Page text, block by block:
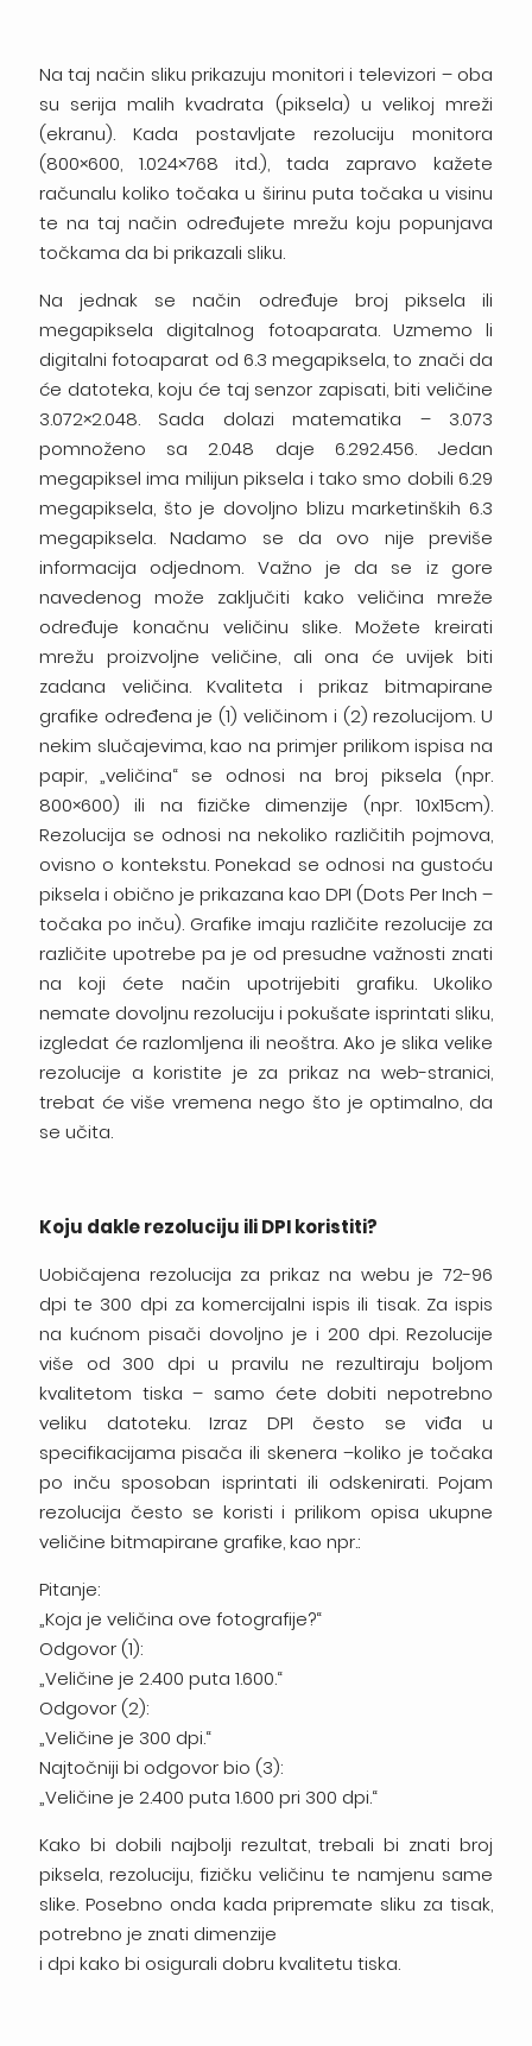
Na taj način sliku prikazuju monitori i televizori – oba
su serija malih kvadrata (piksela) u velikoj mreži
(ekranu). Kada postavljate rezoluciju monitora
(800×600, 1.024×768 itd.), tada zapravo kažete
računalu koliko točaka u širinu puta točaka u visinu
te na taj način određujete mrežu koju popunjava
točkama da bi prikazali sliku.
Na jednak se način određuje broj piksela ili
megapiksela digitalnog fotoaparata. Uzmemo li
digitalni fotoaparat od 6.3 megapiksela, to znači da
će datoteka, koju će taj senzor zapisati, biti veličine
3.072×2.048. Sada dolazi matematika – 3.073
pomnoženo sa 2.048 daje 6.292.456. Jedan
megapiksel ima milijun piksela i tako smo dobili 6.29
megapiksela, što je dovoljno blizu marketinških 6.3
megapiksela. Nadamo se da ovo nije previše
informacija odjednom. Važno je da se iz gore
navedenog može zaključiti kako veličina mreže
određuje konačnu veličinu slike. Možete kreirati
mrežu proizvoljne veličine, ali ona će uvijek biti
zadana veličina. Kvaliteta i prikaz bitmapirane
grafike određena je (1) veličinom i (2) rezolucijom. U
nekim slučajevima, kao na primjer prilikom ispisa na
papir, „veličina“ se odnosi na broj piksela (npr.
800×600) ili na fizičke dimenzije (npr. 10x15cm).
Rezolucija se odnosi na nekoliko različitih pojmova,
ovisno o kontekstu. Ponekad se odnosi na gustoću
piksela i obično je prikazana kao DPI (Dots Per Inch –
točaka po inču). Grafike imaju različite rezolucije za
različite upotrebe pa je od presudne važnosti znati
na koji ćete način upotrijebiti grafiku. Ukoliko
nemate dovoljnu rezoluciju i pokušate isprintati sliku,
izgledat će razlomljena ili neoštra. Ako je slika velike
rezolucije a koristite je za prikaz na web-stranici,
trebat će više vremena nego što je optimalno, da
se učita.
Koju dakle rezoluciju ili DPI koristiti?
Uobičajena rezolucija za prikaz na webu je 72-96
dpi te 300 dpi za komercijalni ispis ili tisak. Za ispis
na kućnom pisači dovoljno je i 200 dpi. Rezolucije
više od 300 dpi u pravilu ne rezultiraju boljom
kvalitetom tiska – samo ćete dobiti nepotrebno
veliku datoteku. Izraz DPI često se viđa u
specifikacijama pisača ili skenera –koliko je točaka
po inču sposoban isprintati ili odskenirati. Pojam
rezolucija često se koristi i prilikom opisa ukupne
veličine bitmapirane grafike, kao npr.:
Pitanje:
„Koja je veličina ove fotografije?“
Odgovor (1):
„Veličine je 2.400 puta 1.600.“
Odgovor (2):
„Veličine je 300 dpi.“
Najtočniji bi odgovor bio (3):
„Veličine je 2.400 puta 1.600 pri 300 dpi.“
Kako bi dobili najbolji rezultat, trebali bi znati broj
piksela, rezoluciju, fizičku veličinu te namjenu same
slike. Posebno onda kada pripremate sliku za tisak,
potrebno je znati dimenzije
i dpi kako bi osigurali dobru kvalitetu tiska.